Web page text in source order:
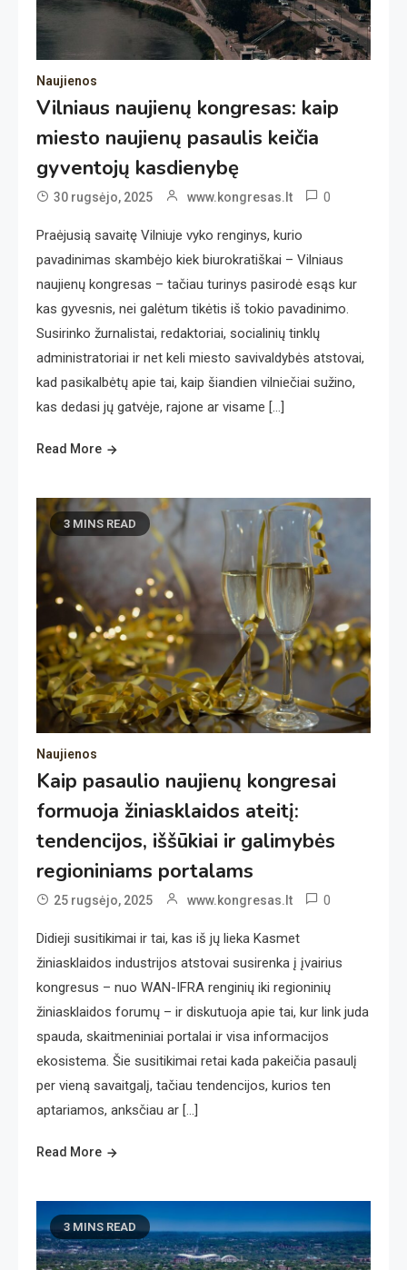
Naujienos
Vilniaus naujienų kongresas: kaip
miesto naujienų pasaulis keičia
gyventojų kasdienybę
30 rugsėjo, 2025 www.kongresas.lt 0
Praėjusią savaitę Vilniuje vyko renginys, kurio
pavadinimas skambėjo kiek biurokratiškai – Vilniaus
naujienų kongresas – tačiau turinys pasirodė esąs kur
kas gyvesnis, nei galėtum tikėtis iš tokio pavadinimo.
Susirinko žurnalistai, redaktoriai, socialinių tinklų
administratoriai ir net keli miesto savivaldybės atstovai,
kad pasikalbėtų apie tai, kaip šiandien vilniečiai sužino,
kas dedasi jų gatvėje, rajone ar visame […]
Read More
3 MINS READ
Naujienos
Kaip pasaulio naujienų kongresai
formuoja žiniasklaidos ateitį:
tendencijos, iššūkiai ir galimybės
regioniniams portalams
25 rugsėjo, 2025 www.kongresas.lt 0
Didieji susitikimai ir tai, kas iš jų lieka Kasmet
žiniasklaidos industrijos atstovai susirenka į įvairius
kongresus – nuo WAN-IFRA renginių iki regioninių
žiniasklaidos forumų – ir diskutuoja apie tai, kur link juda
spauda, skaitmeniniai portalai ir visa informacijos
ekosistema. Šie susitikimai retai kada pakeičia pasaulį
per vieną savaitgalį, tačiau tendencijos, kurios ten
aptariamos, anksčiau ar […]
Read More
3 MINS READ